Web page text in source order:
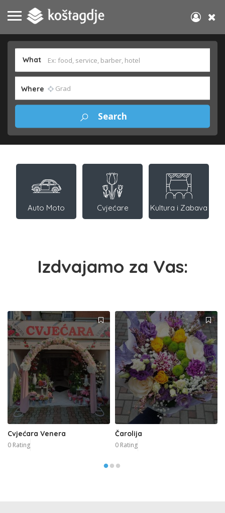
What
Where
Auto Moto Cvjećare Kultura i Zabava
Izdvajamo za Vas:
Cvjećara Venera
0 Rating
Čarolija
0 Rating